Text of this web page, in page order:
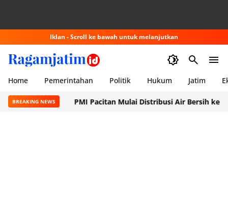
Iklan - Scroll ke bawah untuk melanjutkan
Home Pemerintahan Politik Hukum Jatim
BREAKING NEWSPMI Pacitan Mulai Distribusi Air Bersih ke Dusun